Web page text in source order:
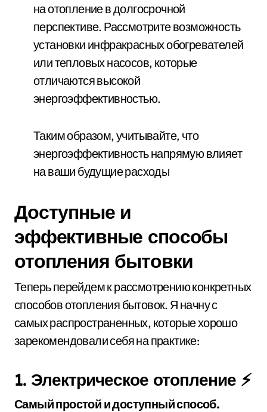
на отопление в долгосрочной
перспективе. Рассмотрите возможность
установки инфракрасных обогревателей
или тепловых насосов, которые
отличаются высокой
энергоэффективностью.
Таким образом, учитывайте, что
энергоэффективность напрямую влияет
на ваши будущие расходы
Доступные и
эффективные способы
отопления бытовки
Теперь перейдем к рассмотрению конкретных
способов отопления бытовок. Я начну с
самых распространенных, которые хорошо
зарекомендовали себя на практике:
1. Электрическое отопление ⚡
Самый простой и доступный способ.